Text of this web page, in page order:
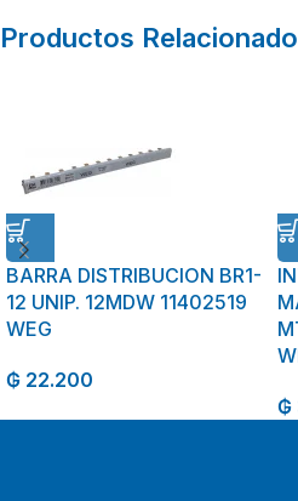
Productos
BARRA DISTRIBUCION BR1-
12 UNIP. 12MDW 11402519
WEG
₲ 22.200
₲